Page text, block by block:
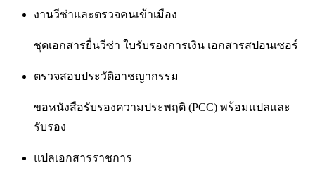
งานวีซ่าและตรวจคนเข้าเมือง
ชุดเอกสารยื่นวีซ่า ใบรับรองการเงิน เอกสารสปอนเซอร์
ตรวจสอบประวัติอาชญากรรม
ขอหนังสือรับรองความประพฤติ (PCC) พร้อมแปลและ
รับรอง
แปลเอกสารราชการ